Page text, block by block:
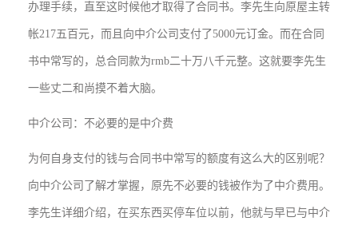
办理手续，直至这时候他才取得了合同书。李先生向原屋主转
帐217五百元，而且向中介公司支付了5000元订金。而在合同
书中常写的，总合同款为rmb二十万八千元整。这就要李先生
一些丈二和尚摸不着大脑。
中介公司：不必要的是中介费
为何自身支付的钱与合同书中常写的额度有这么大的区别呢？
向中介公司了解才掌握，原先不必要的钱被作为了中介费用。
李先生详细介绍，在买东西买停车位以前，他就与早已与中介